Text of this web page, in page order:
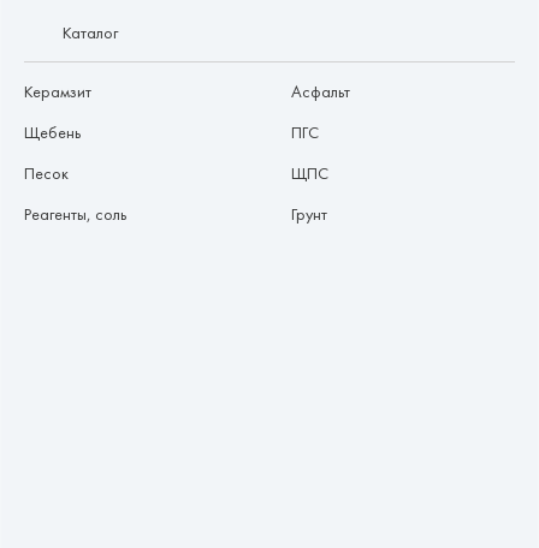
Каталог
Керамзит
Щебень
Песок
Реагенты, соль
Асфальт
ПГС
ЩПС
Грунт